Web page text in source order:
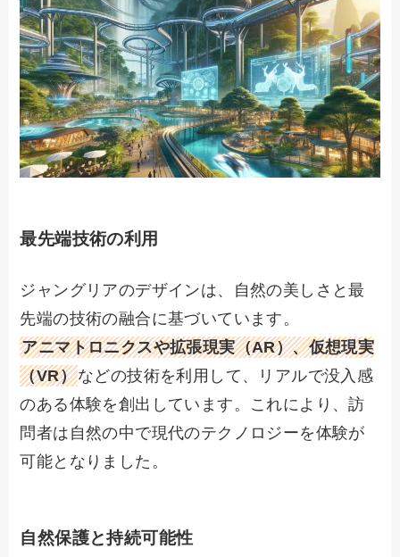
最先端技術の利用
ジャングリアのデザインは、自然の美しさと最
先端の技術の融合に基づいています。
アニマトロニクスや拡張現実（AR）、仮想現実
（VR）などの技術を利用して、リアルで没入感
のある体験を創出しています。これにより、訪
問者は自然の中で現代のテクノロジーを体験が
可能となりました。
自然保護と持続可能性